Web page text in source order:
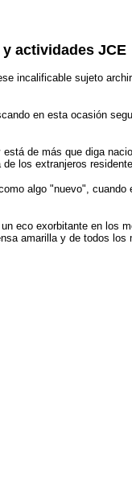
actividades JCE
incalificable sujeto
en esta ocasión
de más que diga
los extranjeros
algo "nuevo",
eco exorbitante en los
amarilla y de todos los